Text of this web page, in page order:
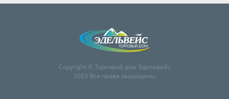
Бренд Vrata
Материал изделия алюминий
Автоматическое запирание нет
Copyright © Торговый дом Эдельвейс
2023 Все права защищены